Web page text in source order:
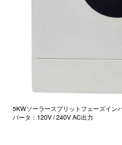
5KWソーラースプリットフェーズイン
バータ：120V / 240V AC出力